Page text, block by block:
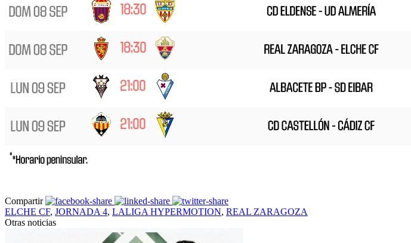
Compartir
ELCHE CF, JORNADA 4, LALIGA HYPERMOTION, REAL ZARAGOZA
Otras noticias